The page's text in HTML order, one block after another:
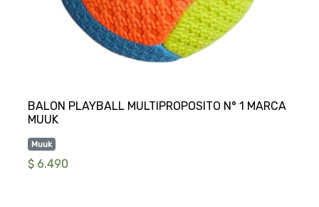
BALON PLAYBALL MULTIPROPOSITO N° 1 MARCA
Muuk
$ 6.490